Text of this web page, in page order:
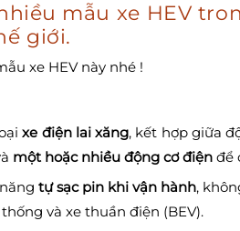
mẫu xe HEV
giới.
xe HEV này nhé !
xe điện lai xăng, kết hợp giữa
một hoặc nhiều động cơ điện để
tự sạc pin khi vận hành,
và xe thuần điện (BEV).